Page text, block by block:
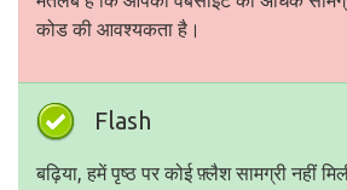
कोड की आवश्यकता है।
Flash
बढ़िया, हमें पृष्ठ पर कोई फ़्लैश सामग्री नहीं